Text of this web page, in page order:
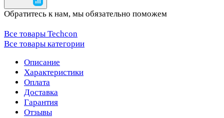
Обратитесь к нам, мы обязательно поможем
Все товары Techcon
Все товары категории
Описание
Характеристики
Оплата
Доставка
Гарантия
Отзывы